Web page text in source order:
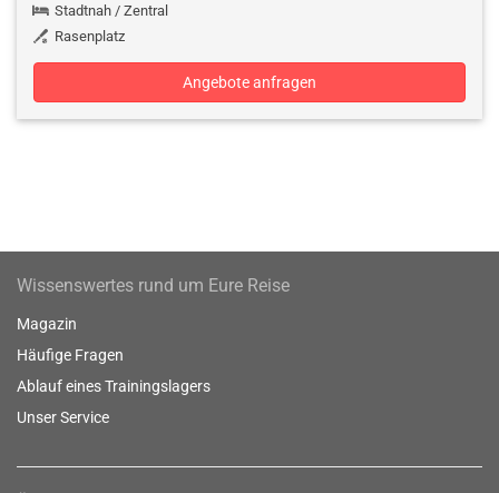
Stadtnah / Zentral
Rasenplatz
Angebote anfragen
Wissenswertes rund um Eure Reise
Magazin
Häufige Fragen
Ablauf eines Trainingslagers
Unser Service